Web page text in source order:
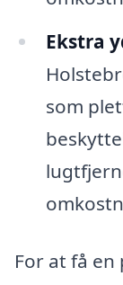
Ekstra
som
For at få